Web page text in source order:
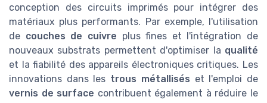
conception des circuits imprimés pour intégrer des
matériaux plus performants. Par exemple, l'utilisation
de couches de cuivre plus fines et l'intégration de
nouveaux substrats permettent d'optimiser la qualité
et la fiabilité des appareils électroniques critiques. Les
innovations dans les trous métallisés et l'emploi de
vernis de surface contribuent également à réduire le